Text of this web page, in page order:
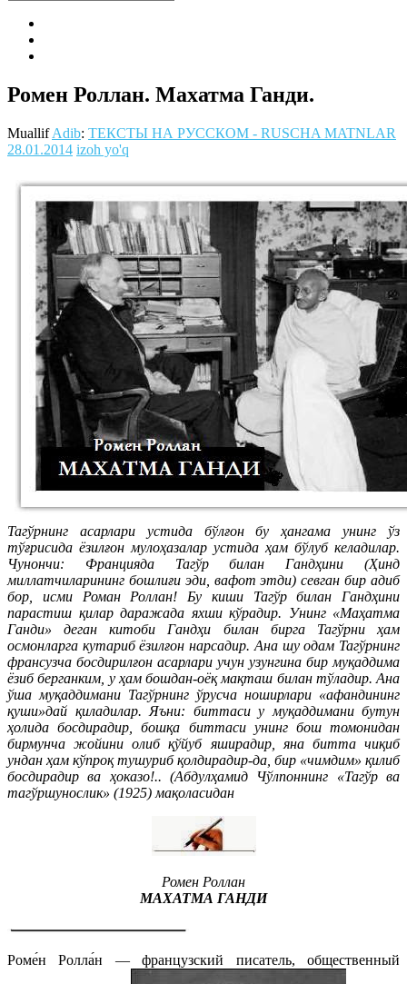
Ромен Роллан. Махатма Ганди.
MuallifAdib: ТЕКСТЫ НА РУССКОМ - RUSCHA MATNLAR
28.01.2014 izoh yo'q
Тагўрнинг асарлари устида бўлғон бу ҳангама унинг ўз
тўғрисида ёзилғон мулоҳазалар устида ҳам бўлуб келадилар.
Чунончи: Францияда Тагўр билан Гандҳини (Ҳинд
миллатчиларининг бошлиғи эди, вафот этди) севган бир адиб
бор, исми Роман Роллан! Бу киши Тагўр билан Гандҳини
парастиш қилар даражада яхши кўрадир. Унинг «Маҳатма
Ганди» деган китоби Гандҳи билан бирга Тагўрни ҳам
осмонларга кутариб ёзилғон нарсадир. Ана шу одам Тагўрнинг
франсузча босдирилғон асарлари учун узунгина бир муқаддима
ёзиб берганким, у ҳам бошдан-оёқ мақташ билан тўладир. Ана
ўша муқаддимани Тагўрнинг ўрусча ноширлари «афандининг
қуши»дай қиладилар. Яъни: биттаси у муқаддимани бутун
ҳолида босдирадир, бошқа биттаси унинг бош томонидан
бирмунча жойини олиб қўйуб яширадир, яна битта чиқиб
ундан ҳам кўпроқ тушуриб қолдирадир-да, бир «чимдим» қилиб
босдирадир ва ҳоказо!.. (Абдулҳамид Чўлпоннинг «Тагўр ва
тагўршунослик» (1925) мақоласидан
Ромен Роллан
МАХАТМА ГАНДИ
Роме́н Ролла́н — французский писатель, общественный